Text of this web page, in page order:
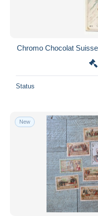
Chromo Chocolat
Status
New